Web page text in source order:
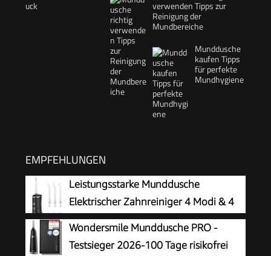
verwenden Tipps zur
Reinigung der
Mundbereiche
Munddusche
kaufen Tipps
für perfekte
Mundhygiene
EMPFEHLUNGEN
Leistungsstarke Munddusche
Elektrischer Zahnreiniger 4 Modi & 4
Düsen Kabellose Munddusche IPX7
Wondersmile Munddusche PRO -
Testsieger 2026-100 Tage risikofrei